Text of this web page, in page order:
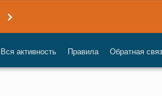
Вся активность Правила Обратная